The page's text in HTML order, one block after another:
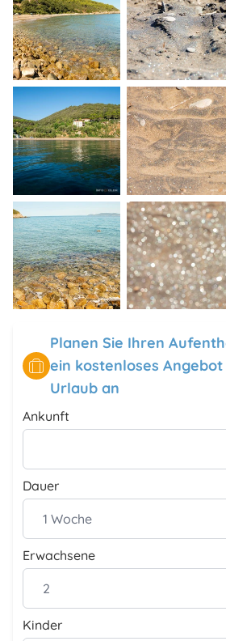
Planen Sie Ihren
ein kostenloses
Urlaub an
Ankunft
Dauer
Erwachsene
Kinder